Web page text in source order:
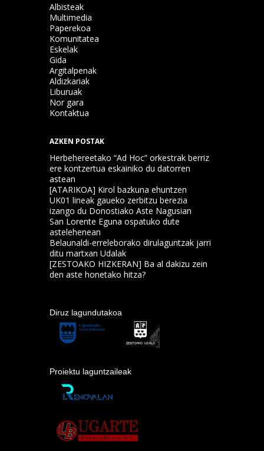
Albisteak
Multimedia
Paperekoa
Komunitatea
Eskelak
Gida
Argitalpenak
Aldizkariak
Liburuak
Nor gara
Kontaktua
AZKEN POSTAK
Herbehereetako “Ad Hoc” orkestrak berriz
ere kontzertua eskainiko du datorren
astean
[ATARIKOA] Kirol bazkuna ehuntzen
UK01 lineak gaueko zerbitzu berezia
izango du Donostiako Aste Nagusian
San Lorente Eguna ospatuko dute
astelehenean
Belaunaldi-erreleborako dirulaguntzak jarri
ditu martxan Udalak
[ZESTOAKO HIZKERAN] Ba al dakizu zein
den aste honetako hitza?
Diruz lagundutakoa
Proiektu laguntzaileak